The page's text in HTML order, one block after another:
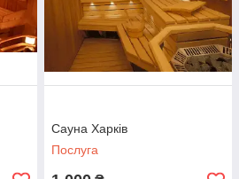
Сауна Харків
Послуга